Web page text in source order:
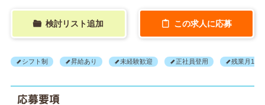
検討リスト追加 この求人に応募
シフト制 昇給あり 未経験歓迎 正社員登用 残業月10H
応募要項